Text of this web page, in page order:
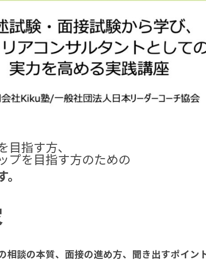
指す方、
プを目指す方のための
相談の本質、面接の進め方、聞き出すポイン